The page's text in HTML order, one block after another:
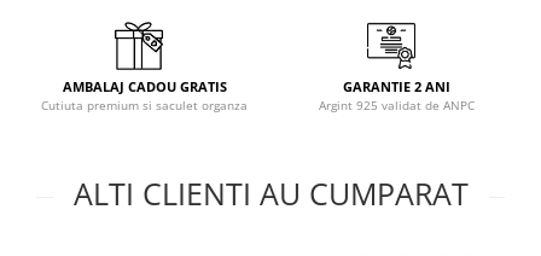
AMBALAJ CADOU GRATIS
Cutiuta premium si saculet organza
GARANTIE 2 ANI
Argint 925 validat de ANPC
ALTI CLIENTI AU CUMPARAT